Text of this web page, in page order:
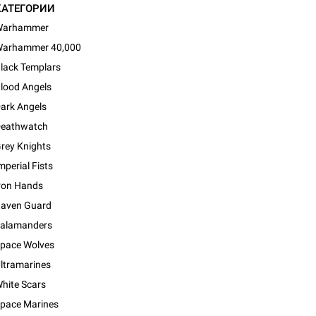
40,000
Templars
Angels
Angels
Knights
Fists
Hands
Guard
Wolves
Scars
Marines